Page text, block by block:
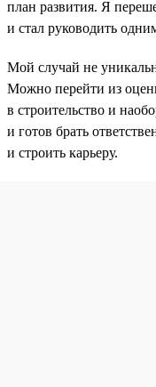
план развития. Я
и стал руководить
Мой случай не
Можно перейти из
в строительство и
и готов брать
и строить карьеру.